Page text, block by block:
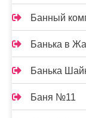
Банный
Банька в
Банька
Баня №11